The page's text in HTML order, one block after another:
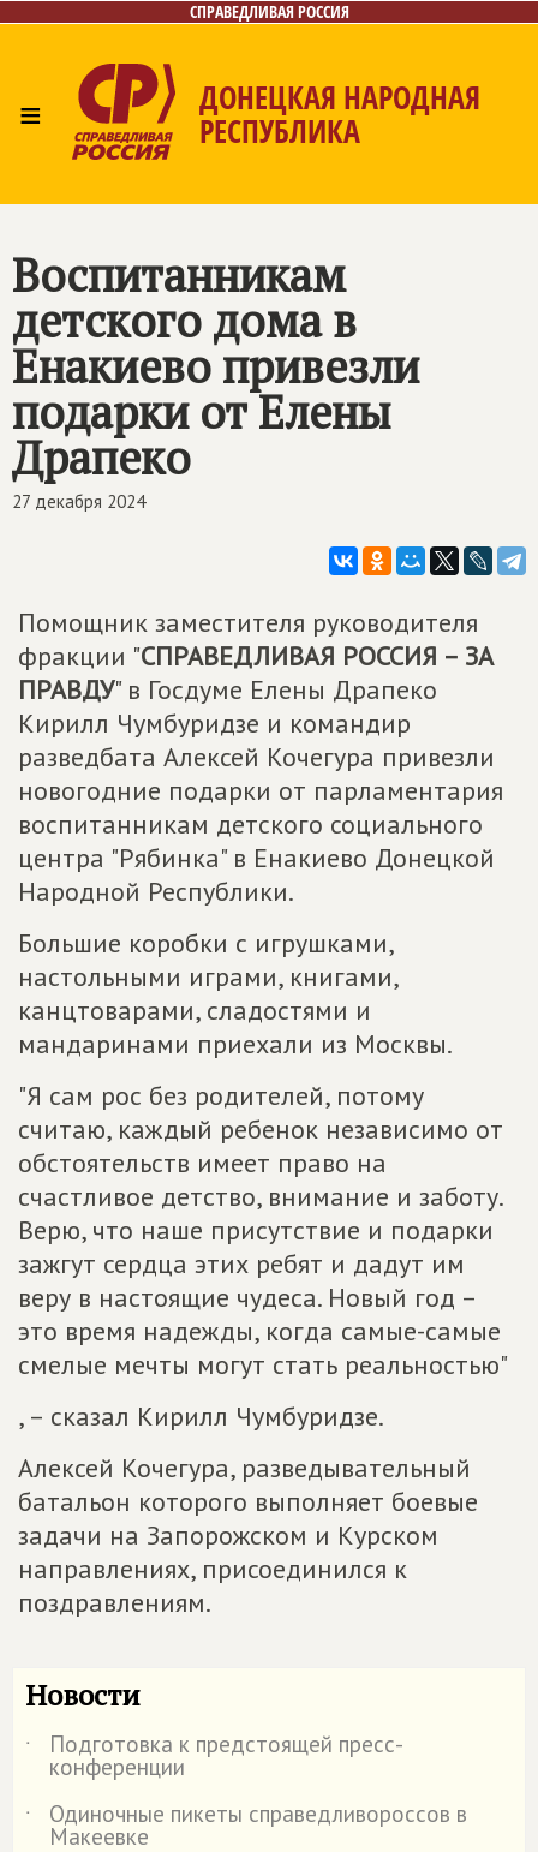
СПРАВЕДЛИВАЯ РОССИЯ
≡ ДОНЕЦКАЯ НАРОДНАЯ
РЕСПУБЛИКА
Воспитанникам
детского дома в
Енакиево привезли
подарки от Елены
Драпеко
27 декабря 2024
Помощник заместителя руководителя
фракции "СПРАВЕДЛИВАЯ РОССИЯ – ЗА
ПРАВДУ" в Госдуме Елены Драпеко
Кирилл Чумбуридзе и командир
разведбата Алексей Кочегура привезли
новогодние подарки от парламентария
воспитанникам детского социального
центра "Рябинка" в Енакиево Донецкой
Народной Республики.
Большие коробки с игрушками,
настольными играми, книгами,
канцтоварами, сладостями и
мандаринами приехали из Москвы.
"Я сам рос без родителей, потому
считаю, каждый ребенок независимо от
обстоятельств имеет право на
счастливое детство, внимание и заботу.
Верю, что наше присутствие и подарки
зажгут сердца этих ребят и дадут им
веру в настоящие чудеса. Новый год –
это время надежды, когда самые-самые
смелые мечты могут стать реальностью"
, – сказал Кирилл Чумбуридзе.
Алексей Кочегура, разведывательный
батальон которого выполняет боевые
задачи на Запорожском и Курском
направлениях, присоединился к
поздравлениям.
Новости
˙ Подготовка к предстоящей пресс-
конференции
˙
Одиночные пикеты справедливороссов в
Макеевке